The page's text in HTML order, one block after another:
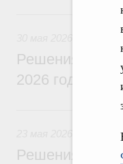
Решения,
2026 года
Решения,